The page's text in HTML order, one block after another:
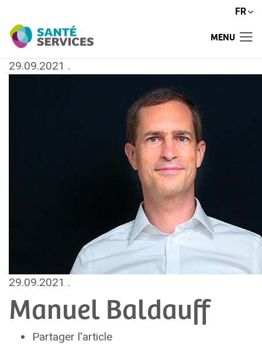
FR
MENU
29.09.2021 .
29.09.2021 .
Manuel Baldauff
Partager l'article